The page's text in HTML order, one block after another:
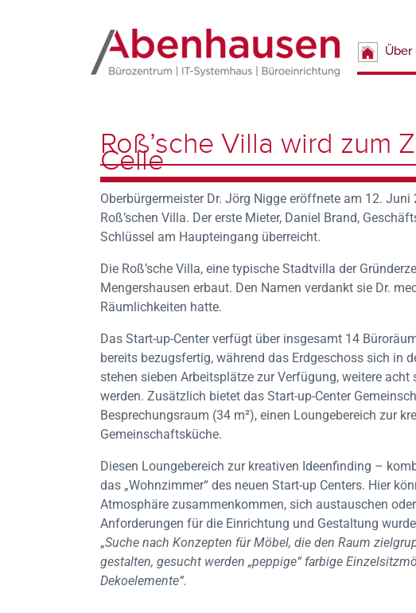
Über
Roß’sche Villa wird zum
Celle
Oberbürgermeister Dr. Jörg Nigge eröffnete am 12. Juni
Roß’schen Villa. Der erste Mieter, Daniel Brand,
Schlüssel am Haupteingang überreicht.
Die Roß’sche Villa, eine typische Stadtvilla der
Mengershausen erbaut. Den Namen verdankt sie Dr.
Räumlichkeiten hatte.
Das Start-up-Center verfügt über insgesamt 14
bereits bezugsfertig, während das Erdgeschoss sich in
stehen sieben Arbeitsplätze zur Verfügung, weitere
werden. Zusätzlich bietet das Start-up-Center
Besprechungsraum (34 m²), einen Loungebereich zur
Gemeinschaftsküche.
Diesen Loungebereich zur kreativen Ideenfinding –
das „Wohnzimmer“ des neuen Start-up Centers. Hier
Atmosphäre zusammenkommen, sich austauschen
Anforderungen für die Einrichtung und Gestaltung
„Suche nach Konzepten für Möbel, die den Raum
gestalten, gesucht werden „peppige“ farbige
Dekoelemente“.